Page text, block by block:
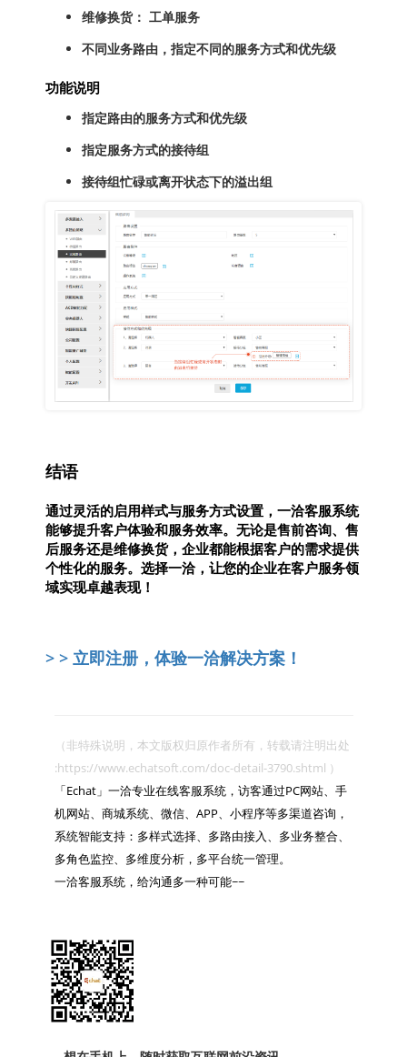
维修换货： 工单服务
不同业务路由，指定不同的服务方式和优先级
功能说明
指定路由的服务方式和优先级
指定服务方式的接待组
接待组忙碌或离开状态下的溢出组
结语
通过灵活的启用样式与服务方式设置，一洽客服系统
能够提升客户体验和服务效率。无论是售前咨询、售
后服务还是维修换货，企业都能根据客户的需求提供
个性化的服务。选择一洽，让您的企业在客户服务领
域实现卓越表现！
> > 立即注册，体验一洽解决方案！
（非特殊说明，本文版权归原作者所有，转载请注明出处
:https://www.echatsoft.com/doc-detail-3790.shtml ）
「Echat」一洽专业在线客服系统，访客通过PC网站、手
机网站、商城系统、微信、APP、小程序等多渠道咨询，
系统智能支持：多样式选择、多路由接入、多业务整合、
多角色监控、多维度分析，多平台统一管理。
一洽客服系统，给沟通多一种可能~~